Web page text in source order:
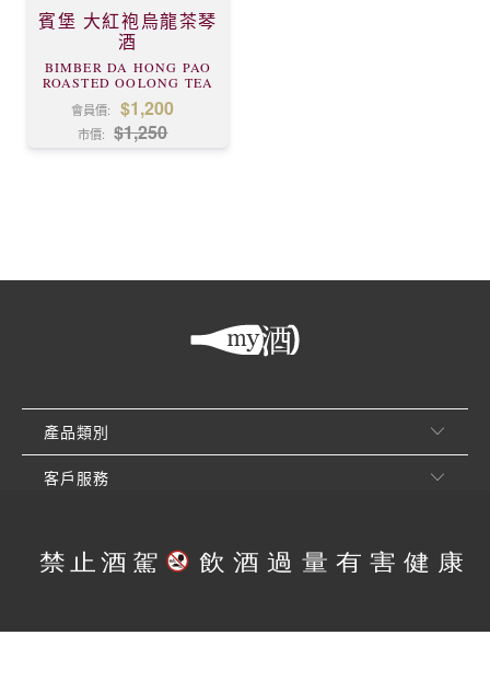
賓堡 大紅袍烏龍茶琴
酒
BIMBER DA HONG PAO
ROASTED OOLONG TEA
GIN
會員價: $1,200
市價: $1,250
產品類別
客戶服務